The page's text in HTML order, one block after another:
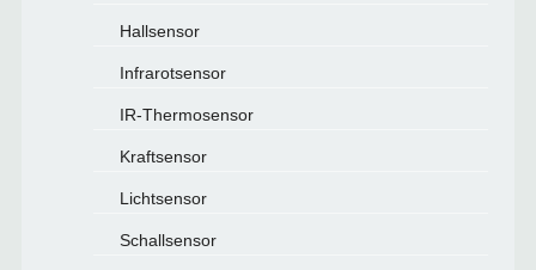
Hallsensor
Infrarotsensor
IR-Thermosensor
Kraftsensor
Lichtsensor
Schallsensor